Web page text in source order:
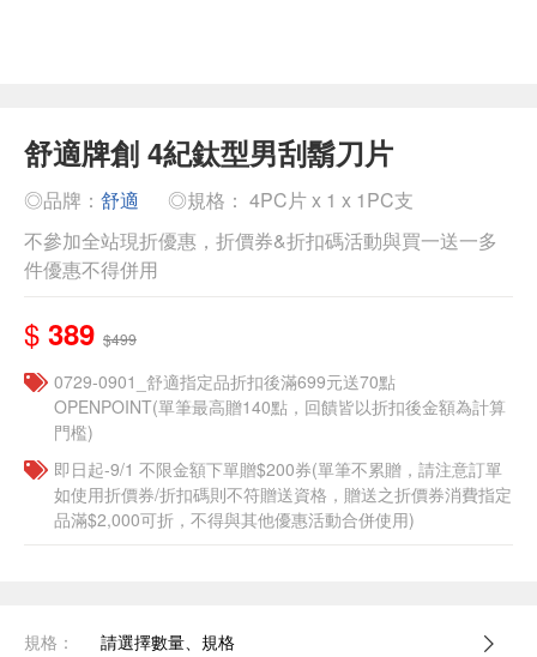
舒適牌創 4紀鈦型男刮鬍刀片
◎品牌： 舒適
◎規格： 4PC片 x 1 x 1PC支
不參加全站現折優惠，折價券&折扣碼活動與買一送一多
件優惠不得併用
$ 389 $499
0729-0901_舒適指定品折扣後滿699元送70點
OPENPOINT(單筆最高贈140點，回饋皆以折扣後金額為計算
門檻)
即日起-9/1 不限金額下單贈$200券(單筆不累贈，請注意訂單
如使用折價券/折扣碼則不符贈送資格，贈送之折價券消費指定
品滿$2,000可折，不得與其他優惠活動合併使用)
規格： 請選擇數量、規格